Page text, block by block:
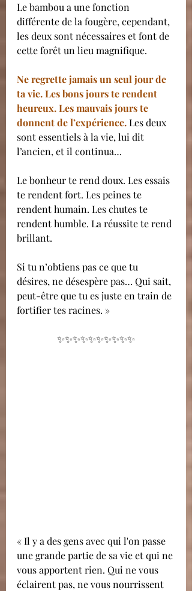
Le bambou a une fonction
différente de la fougère, cependant,
les deux sont nécessaires et font de
cette forêt un lieu magnifique.
Ne regrette jamais un seul jour de
ta vie. Les bons jours te rendent
heureux. Les mauvais jours te
donnent de l’expérience. Les deux
sont essentiels à la vie, lui dit
l’ancien, et il continua…
Le bonheur te rend doux. Les essais
te rendent fort. Les peines te
rendent humain. Les chutes te
rendent humble. La réussite te rend
brillant.
Si tu n’obtiens pas ce que tu
désires, ne désespère pas… Qui sait,
peut-être que tu es juste en train de
fortifier tes racines. »
✨✨✨✨✨✨✨✨✨✨
« Il y a des gens avec qui l'on passe
une grande partie de sa vie et qui ne
vous apportent rien. Qui ne vous
éclairent pas, ne vous nourrissent